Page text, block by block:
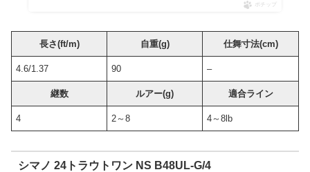
ポチップ
長さ(ft/m) 自重(g) 仕舞寸法(cm)
4.6/1.37 90 –
継数 ルアー(g) 適合ライン
4 2～8 4～8lb
シマノ 24トラウトワン NS B48UL-G/4